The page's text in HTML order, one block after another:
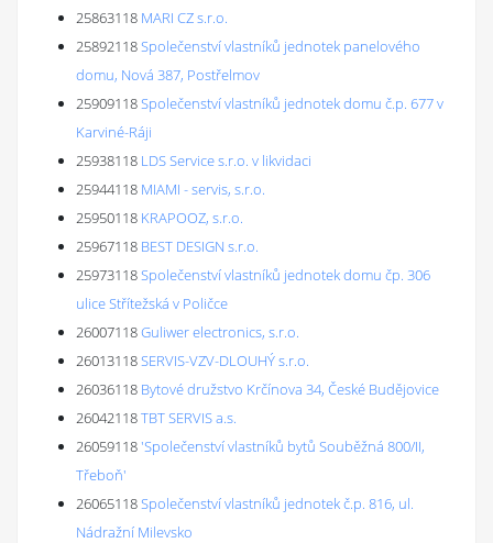
25863118 MARI CZ s.r.o.
25892118Společenství vlastníků jednotek panelového
domu, Nová 387, Postřelmov
25909118Společenství vlastníků jednotek domu č.p. 677 v
Karviné-Ráji
25938118 LDS Service s.r.o. v likvidaci
25944118 MIAMI - servis, s.r.o.
25950118 KRAPOOZ, s.r.o.
25967118 BEST DESIGN s.r.o.
25973118Společenství vlastníků jednotek domu čp. 306
ulice Střítežská v Poličce
26007118Guliwer electronics, s.r.o.
26013118SERVIS-VZV-DLOUHÝ s.r.o.
26036118 Bytové družstvo Krčínova 34, České Budějovice
26042118TBT SERVIS a.s.
26059118'Společenství vlastníků bytů Souběžná 800/II,
Třeboň'
26065118Společenství vlastníků jednotek č.p. 816, ul.
Nádražní Milevsko